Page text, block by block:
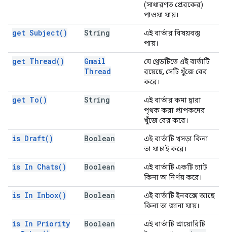
(সাধারণত প্রেরকের)
পাওয়া যায়।
get Subject( ) String
এই বার্তার বিষয়বস্তু
পায়।
get Thread( )
Gmail
Thread
যে থ্রেডটিতে এই বার্তাটি
রয়েছে, সেটি খুঁজে বের
করে।
get To( ) String
এই বার্তার কমা দ্বারা
পৃথক করা প্রাপকদের
খুঁজে বের করে।
is Draft( ) Boolean
এই বার্তাটি খসড়া কিনা
তা যাচাই করে।
is In Chats( ) Boolean
এই বার্তাটি একটি চ্যাট
কিনা তা নির্ণয় করে।
is In Inbox( ) Boolean
এই বার্তাটি ইনবক্সে আছে
কিনা তা জানা যায়।
is In Priority
Boolean
এই বার্তাটি প্রায়োরিটি